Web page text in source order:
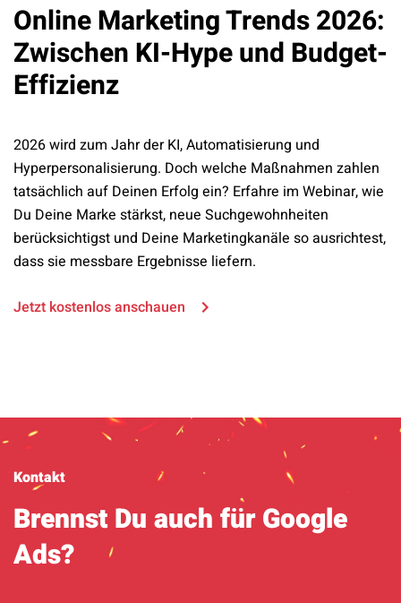
Online Marketing Trends 2026:
Zwischen KI-Hype und Budget-
Effizienz
2026 wird zum Jahr der KI, Automatisierung und
Hyperpersonalisierung. Doch welche Maßnahmen zahlen
tatsächlich auf Deinen Erfolg ein? Erfahre im Webinar, wie
Du Deine Marke stärkst, neue Suchgewohnheiten
berücksichtigst und Deine Marketingkanäle so ausrichtest,
dass sie messbare Ergebnisse liefern.
Jetzt kostenlos anschauen
Kontakt
Brennst Du auch für Google
Ads?